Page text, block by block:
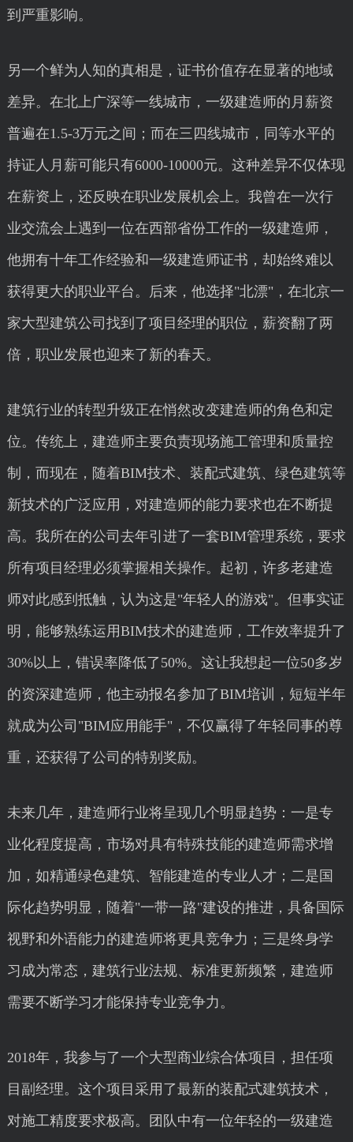
到严重影响。
另一个鲜为人知的真相是，证书价值存在显著的地域
差异。在北上广深等一线城市，一级建造师的月薪资
普遍在1.5-3万元之间；而在三四线城市，同等水平的
持证人月薪可能只有6000-10000元。这种差异不仅体现
在薪资上，还反映在职业发展机会上。我曾在一次行
业交流会上遇到一位在西部省份工作的一级建造师，
他拥有十年工作经验和一级建造师证书，却始终难以
获得更大的职业平台。后来，他选择"北漂"，在北京一
家大型建筑公司找到了项目经理的职位，薪资翻了两
倍，职业发展也迎来了新的春天。
建筑行业的转型升级正在悄然改变建造师的角色和定
位。传统上，建造师主要负责现场施工管理和质量控
制，而现在，随着BIM技术、装配式建筑、绿色建筑等
新技术的广泛应用，对建造师的能力要求也在不断提
高。我所在的公司去年引进了一套BIM管理系统，要求
所有项目经理必须掌握相关操作。起初，许多老建造
师对此感到抵触，认为这是"年轻人的游戏"。但事实证
明，能够熟练运用BIM技术的建造师，工作效率提升了
30%以上，错误率降低了50%。这让我想起一位50多岁
的资深建造师，他主动报名参加了BIM培训，短短半年
就成为公司"BIM应用能手"，不仅赢得了年轻同事的尊
重，还获得了公司的特别奖励。
未来几年，建造师行业将呈现几个明显趋势：一是专
业化程度提高，市场对具有特殊技能的建造师需求增
加，如精通绿色建筑、智能建造的专业人才；二是国
际化趋势明显，随着"一带一路"建设的推进，具备国际
视野和外语能力的建造师将更具竞争力；三是终身学
习成为常态，建筑行业法规、标准更新频繁，建造师
需要不断学习才能保持专业竞争力。
2018年，我参与了一个大型商业综合体项目，担任项
目副经理。这个项目采用了最新的装配式建筑技术，
对施工精度要求极高。团队中有一位年轻的一级建造